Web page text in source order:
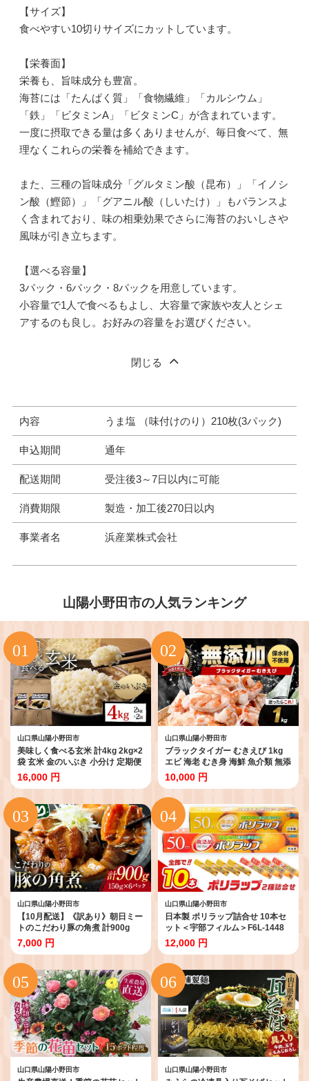
【サイズ】
食べやすい10切りサイズにカットしています。
【栄養面】
栄養も、旨味成分も豊富。
海苔には「たんぱく質」「食物繊維」「カルシウム」
「鉄」「ビタミンA」「ビタミンC」が含まれています。
一度に摂取できる量は多くありませんが、毎日食べて、無
理なくこれらの栄養を補給できます。
また、三種の旨味成分「グルタミン酸（昆布）」「イノシ
ン酸（鰹節）」「グアニル酸（しいたけ）」もバランスよ
く含まれており、味の相乗効果でさらに海苔のおいしさや
風味が引き立ちます。
【選べる容量】
3パック・6パック・8パックを用意しています。
小容量で1人で食べるもよし、大容量で家族や友人とシェ
アするのも良し。お好みの容量をお選びください。
閉じる
内容 うま塩 （味付けのり）210枚(3パック)
申込期間 通年
配送期間 受注後3～7日以内に可能
消費期限 製造・加工後270日以内
事業者名 浜産業株式会社
山陽小野田市の人気ランキング
山口県山陽小野田市
美味しく食べる玄米 計4kg 2kg×2
袋 玄米 金のいぶき 小分け 定期便
ご当地 グルメ 食品 F6L-1345
16,000 円
山口県山陽小野田市
ブラックタイガー むきえび 1kg
エビ 海老 むき身 海鮮 魚介類 無添
加 バラ凍結 保水剤不使用 下処理
済み F6L-1124
10,000 円
山口県山陽小野田市
【10月配送】《訳あり》朝日ミー
トのこだわり豚の角煮 計900g
F6L-1190
7,000 円
山口県山陽小野田市
日本製 ポリラップ詰合せ 10本セ
ット＜宇部フィルム＞F6L-1448
12,000 円
山口県山陽小野田市 山口県山陽小野田市